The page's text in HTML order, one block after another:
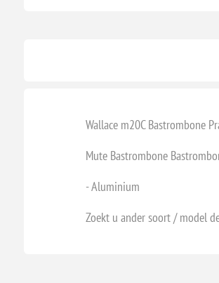
Wallace m20C Bastrombone
Mute Bastrombone
- Aluminium
Zoekt u ander soort / model